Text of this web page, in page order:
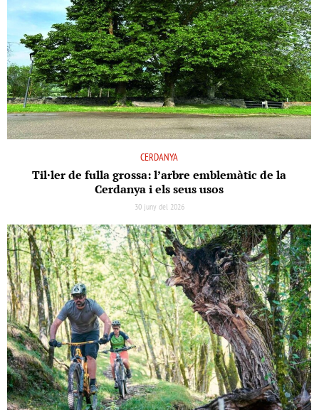
CERDANYA
Til·ler de fulla grossa: l’arbre emblemàtic de la
Cerdanya i els seus usos
30 juny del 2026